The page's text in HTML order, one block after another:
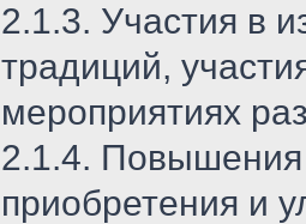
2.1.3. Участия в
традиций,
мероприятиях
2.1.4. Повышения
приобретения и